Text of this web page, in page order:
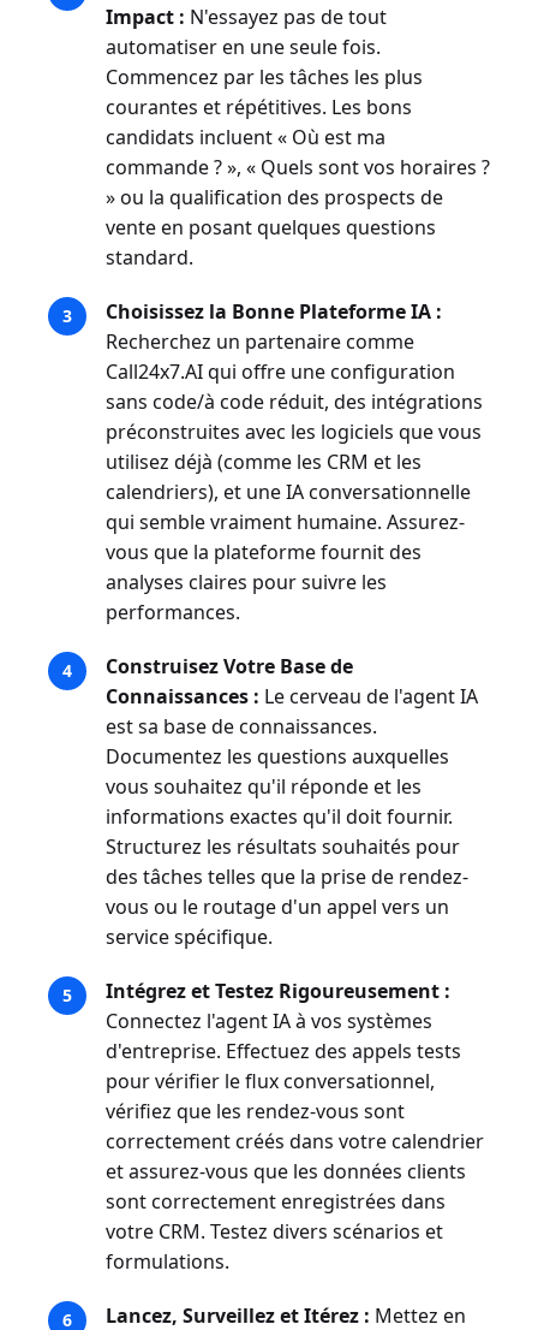
Impact : N'essayez pas de tout
automatiser en une seule fois.
Commencez par les tâches les plus
courantes et répétitives. Les bons
candidats incluent « Où est ma
commande ? », « Quels sont vos horaires ?
» ou la qualification des prospects de
vente en posant quelques questions
standard.
Choisissez la Bonne Plateforme IA :
Recherchez un partenaire comme
Call24x7.AI qui offre une configuration
sans code/à code réduit, des intégrations
préconstruites avec les logiciels que vous
utilisez déjà (comme les CRM et les
calendriers), et une IA conversationnelle
qui semble vraiment humaine. Assurez-
vous que la plateforme fournit des
analyses claires pour suivre les
performances.
Construisez Votre Base de
Connaissances : Le cerveau de l'agent IA
est sa base de connaissances.
Documentez les questions auxquelles
vous souhaitez qu'il réponde et les
informations exactes qu'il doit fournir.
Structurez les résultats souhaités pour
des tâches telles que la prise de rendez-
vous ou le routage d'un appel vers un
service spécifique.
Intégrez et Testez Rigoureusement :
Connectez l'agent IA à vos systèmes
d'entreprise. Effectuez des appels tests
pour vérifier le flux conversationnel,
vérifiez que les rendez-vous sont
correctement créés dans votre calendrier
et assurez-vous que les données clients
sont correctement enregistrées dans
votre CRM. Testez divers scénarios et
formulations.
Lancez, Surveillez et Itérez : Mettez en